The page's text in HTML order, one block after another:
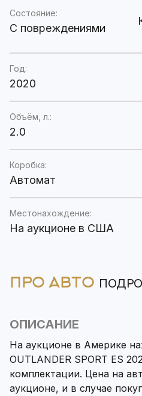
Состояние:
C повреждениями
Год:
2020
Объём, л.:
2.0
Коробка:
Автомат
Местонахождение:
На аукционе в США
ПРО АВТО
ОПИСАНИЕ
На аукционе в Америке
OUTLANDER SPORT ES
комплектации. Цена на
аукционе, и в случае